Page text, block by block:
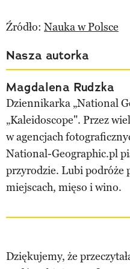
Źródło: Nauka w Polsce
Nasza autorka
Magdalena Rudzka
Dziennikarka „National
„Kaleidoscope". Przez
w agencjach
National-Geographic.pl
przyrodzie. Lubi podróże
miejscach, mięso i wino.
Dziękujemy, że